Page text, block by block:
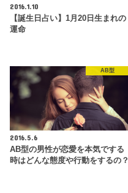
2016.1.10
【誕生日占い】1月20日生まれの
運命
AB型
2016.5.6
AB型の男性が恋愛を本気でする
時はどんな態度や行動をするの？